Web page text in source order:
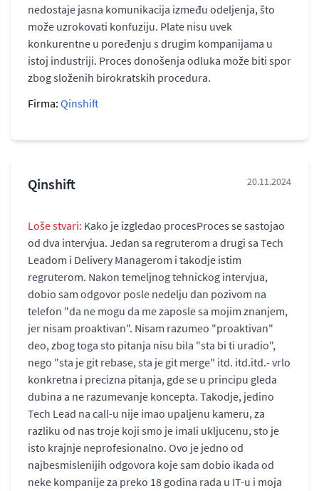
nedostaje jasna komunikacija između odeljenja, što
može uzrokovati konfuziju. Plate nisu uvek
konkurentne u poređenju s drugim kompanijama u
istoj industriji. Proces donošenja odluka može biti spor
zbog složenih birokratskih procedura.
Firma: Qinshift
Qinshift 20.11.2024
Loše stvari: Kako je izgledao procesProces se sastojao
od dva intervjua. Jedan sa regruterom a drugi sa Tech
Leadom i Delivery Managerom i takodje istim
regruterom. Nakon temeljnog tehnickog intervjua,
dobio sam odgovor posle nedelju dan pozivom na
telefon "da ne mogu da me zaposle sa mojim znanjem,
jer nisam proaktivan". Nisam razumeo "proaktivan"
deo, zbog toga sto pitanja nisu bila "sta bi ti uradio",
nego "sta je git rebase, sta je git merge" itd. itd.itd.- vrlo
konkretna i precizna pitanja, gde se u principu gleda
dubina a ne razumevanje koncepta. Takodje, jedino
Tech Lead na call-u nije imao upaljenu kameru, za
razliku od nas troje koji smo je imali ukljucenu, sto je
isto krajnje neprofesionalno. Ovo je jedno od
najbesmislenijih odgovora koje sam dobio ikada od
neke kompanije za preko 18 godina rada u IT-u i moja